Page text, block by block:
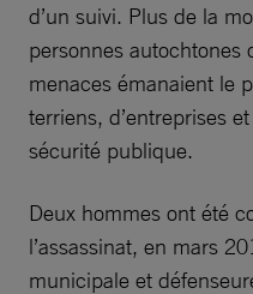
d’un suivi. Plus de la
personnes autochtones
menaces émanaient le
terriens, d’entreprises
sécurité publique.
Deux hommes ont été
l’assassinat, en mars
municipale et